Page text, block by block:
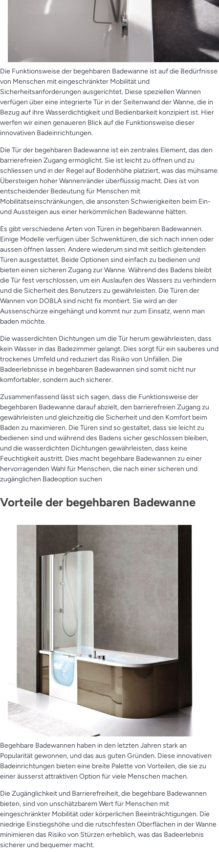
Die Funktionsweise der begehbaren Badewanne ist auf die Bedürfnisse
von Menschen mit eingeschränkter Mobilität und
Sicherheitsanforderungen ausgerichtet. Diese speziellen Wannen
verfügen über eine integrierte Tür in der Seitenwand der Wanne, die in
Bezug auf ihre Wasserdichtigkeit und Bedienbarkeit konzipiert ist. Hier
werfen wir einen genaueren Blick auf die Funktionsweise dieser
innovativen Badeinrichtungen.
Die Tür der begehbaren Badewanne ist ein zentrales Element, das den
barrierefreien Zugang ermöglicht. Sie ist leicht zu öffnen und zu
schliessen und in der Regel auf Bodenhöhe platziert, was das mühsame
Übersteigen hoher Wannenränder überflüssig macht. Dies ist von
entscheidender Bedeutung für Menschen mit
Mobilitätseinschränkungen, die ansonsten Schwierigkeiten beim Ein-
und Aussteigen aus einer herkömmlichen Badewanne hätten.
Es gibt verschiedene Arten von Türen in begehbaren Badewannen.
Einige Modelle verfügen über Schwenktüren, die sich nach innen oder
aussen öffnen lassen. Andere wiederum sind mit seitlich gleitenden
Türen ausgestattet. Beide Optionen sind einfach zu bedienen und
bieten einen sicheren Zugang zur Wanne. Während des Badens bleibt
die Tür fest verschlossen, um ein Auslaufen des Wassers zu verhindern
und die Sicherheit des Benutzers zu gewährleisten. Die Türen der
Wannen von DOBLA sind nicht fix montiert. Sie wird an der
Aussenschürze eingehängt und kommt nur zum Einsatz, wenn man
baden möchte.
Die wasserdichten Dichtungen um die Tür herum gewährleisten, dass
kein Wasser in das Badezimmer gelangt. Dies sorgt für ein sauberes und
trockenes Umfeld und reduziert das Risiko von Unfällen. Die
Badeerlebnisse in begehbaren Badewannen sind somit nicht nur
komfortabler, sondern auch sicherer.
Zusammenfassend lässt sich sagen, dass die Funktionsweise der
begehbaren Badewanne darauf abzielt, den barrierefreien Zugang zu
gewährleisten und gleichzeitig die Sicherheit und den Komfort beim
Baden zu maximieren. Die Türen sind so gestaltet, dass sie leicht zu
bedienen sind und während des Badens sicher geschlossen bleiben,
und die wasserdichten Dichtungen gewährleisten, dass keine
Feuchtigkeit austritt. Dies macht begehbare Badewannen zu einer
hervorragenden Wahl für Menschen, die nach einer sicheren und
zugänglichen Badeoption suchen
Vorteile der begehbaren Badewanne
Begehbare Badewannen haben in den letzten Jahren stark an
Popularität gewonnen, und das aus guten Gründen. Diese innovativen
Badeinrichtungen bieten eine breite Palette von Vorteilen, die sie zu
einer äusserst attraktiven Option für viele Menschen machen.
Die Zugänglichkeit und Barrierefreiheit, die begehbare Badewannen
bieten, sind von unschätzbarem Wert für Menschen mit
eingeschränkter Mobilität oder körperlichen Beeinträchtigungen. Die
niedrige Einstiegshöhe und die rutschfesten Oberflächen in der Wanne
minimieren das Risiko von Stürzen erheblich, was das Badeerlebnis
sicherer und bequemer macht.